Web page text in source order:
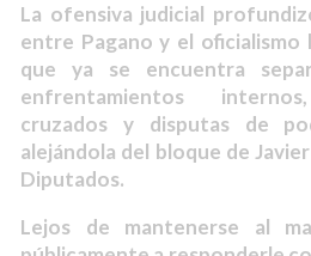
La ofensiva judicial
entre Pagano y el oficialismo
que ya se encuentra
enfrentamientos
cruzados y disputas de
alejándola del bloque de
Diputados.
Lejos de mantenerse al